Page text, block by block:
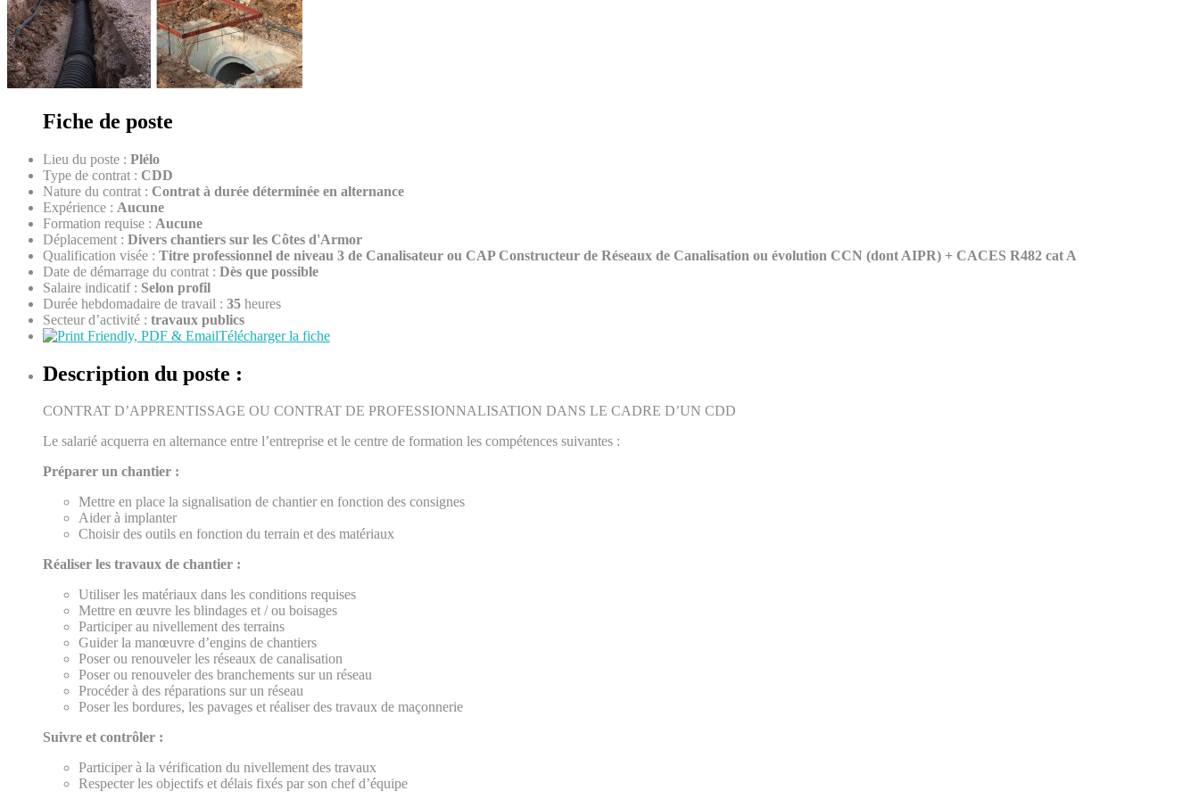
Fiche de poste
Lieu du poste : Plélo
Type de contrat : CDD
Nature du contrat : Contrat à durée déterminée en alternance
Expérience : Aucune
Formation requise : Aucune
Déplacement : Divers chantiers sur les Côtes d'Armor
Qualification visée : Titre professionnel de niveau 3 de Canalisateur ou CAP Constructeur de Réseaux de Canalisation ou évolution CCN (dont AIPR) + CACES R482 cat A
Date de démarrage du contrat : Dès que possible
Salaire indicatif : Selon profil
Durée hebdomadaire de travail : 35 heures
Secteur d’activité : travaux publics
Télécharger la fiche
Description du poste :
CONTRAT D’APPRENTISSAGE OU CONTRAT DE PROFESSIONNALISATION DANS LE CADRE D’UN CDD
Le salarié acquerra en alternance entre l’entreprise et le centre de formation les compétences suivantes :
Préparer un chantier :
Mettre en place la signalisation de chantier en fonction des consignes
Aider à implanter
Choisir des outils en fonction du terrain et des matériaux
Réaliser les travaux de chantier :
Utiliser les matériaux dans les conditions requises
Mettre en œuvre les blindages et / ou boisages
Participer au nivellement des terrains
Guider la manœuvre d’engins de chantiers
Poser ou renouveler les réseaux de canalisation
Poser ou renouveler des branchements sur un réseau
Procéder à des réparations sur un réseau
Poser les bordures, les pavages et réaliser des travaux de maçonnerie
Suivre et contrôler :
Participer à la vérification du nivellement des travaux
Respecter les objectifs et délais fixés par son chef d’équipe